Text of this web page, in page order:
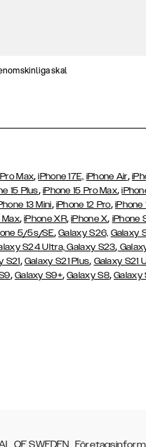
skal
Max,iPhone 17E, iPhone Air,
15 Plus, iPhone 15 Pro Max,
13 Mini, iPhone 12 Pro, iPhone
Max,iPhone XR,iPhone X, iPhone
5/5s/SE,Galaxy S26, Galaxy
S24 Ultra, Galaxy S23,
S21, Galaxy S21 Plus, Galaxy S21
, Galaxy S9+,Galaxy S8,Galaxy
OF SWEDEN